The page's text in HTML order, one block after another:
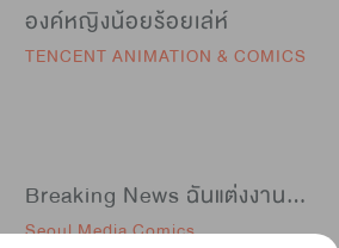
องค์หญิงน้อยร้อยเล่ห์
TENCENT ANIMATION & COMICS
Breaking News ฉันแต่งงานกับท่านดยุก
Seoul Media Comics